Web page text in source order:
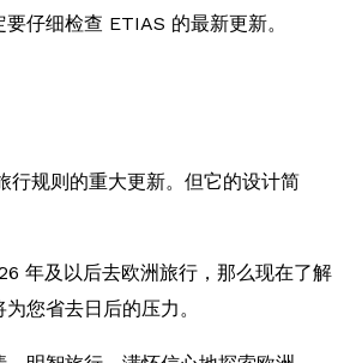
仔细检查 ETIAS 的最新更新。
行规则的重大更新。但它的设计简
年及以后去欧洲旅行，那么现在了解
您省去日后的压力。